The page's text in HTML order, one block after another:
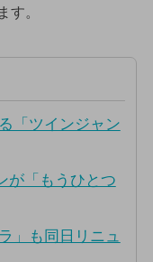
す。
「ツインジャン
が「もうひとつ
」も同日リニュ